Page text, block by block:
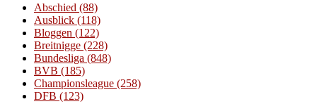
Abschied (88)
Ausblick (118)
Bloggen (122)
Breitnigge (228)
Bundesliga (848)
BVB (185)
Championsleague (258)
DFB (123)